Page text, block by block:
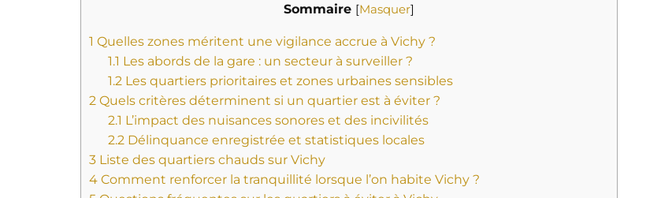
Sommaire [Masquer]
1 Quelles zones méritent une vigilance accrue à Vichy ?
1.1 Les abords de la gare : un secteur à surveiller ?
1.2 Les quartiers prioritaires et zones urbaines sensibles
2 Quels critères déterminent si un quartier est à éviter ?
2.1 L’impact des nuisances sonores et des incivilités
2.2 Délinquance enregistrée et statistiques locales
3 Liste des quartiers chauds sur Vichy
4 Comment renforcer la tranquillité lorsque l’on habite Vichy ?